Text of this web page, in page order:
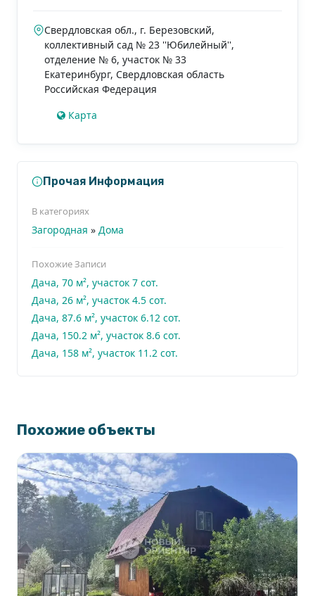
Свердловская обл., г. Березовский,
коллективный сад № 23 ''Юбилейный'',
отделение № 6, участок № 33
Екатеринбург, Свердловская область
Российская Федерация
Карта
Прочая Информация
В категориях
Загородная » Дома
Похожие Записи
Дача, 70 м², участок 7 сот.
Дача, 26 м², участок 4.5 сот.
Дача, 87.6 м², участок 6.12 сот.
Дача, 150.2 м², участок 8.6 сот.
Дача, 158 м², участок 11.2 сот.
Похожие объекты